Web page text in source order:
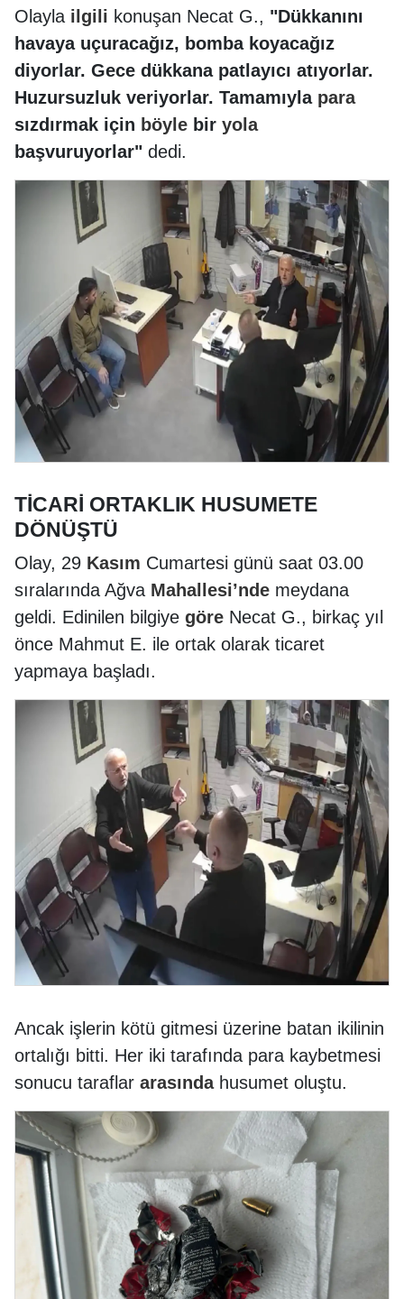
Olayla ilgili konuşan Necat G., "Dükkanını
havaya uçuracağız, bomba koyacağız
diyorlar. Gece dükkana patlayıcı atıyorlar.
Huzursuzluk veriyorlar. Tamamıyla para
sızdırmak için böyle bir yola
başvuruyorlar" dedi.
TİCARİ ORTAKLIK HUSUMETE
DÖNÜŞTÜ
Olay, 29 Kasım Cumartesi günü saat 03.00
sıralarında Ağva Mahallesi’nde meydana
geldi. Edinilen bilgiye göre Necat G., birkaç yıl
önce Mahmut E. ile ortak olarak ticaret
yapmaya başladı.
Ancak işlerin kötü gitmesi üzerine batan ikilinin
ortalığı bitti. Her iki tarafında para kaybetmesi
sonucu taraflar arasındahusumet oluştu.